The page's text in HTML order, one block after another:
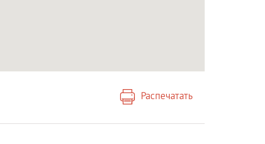
Распечатать